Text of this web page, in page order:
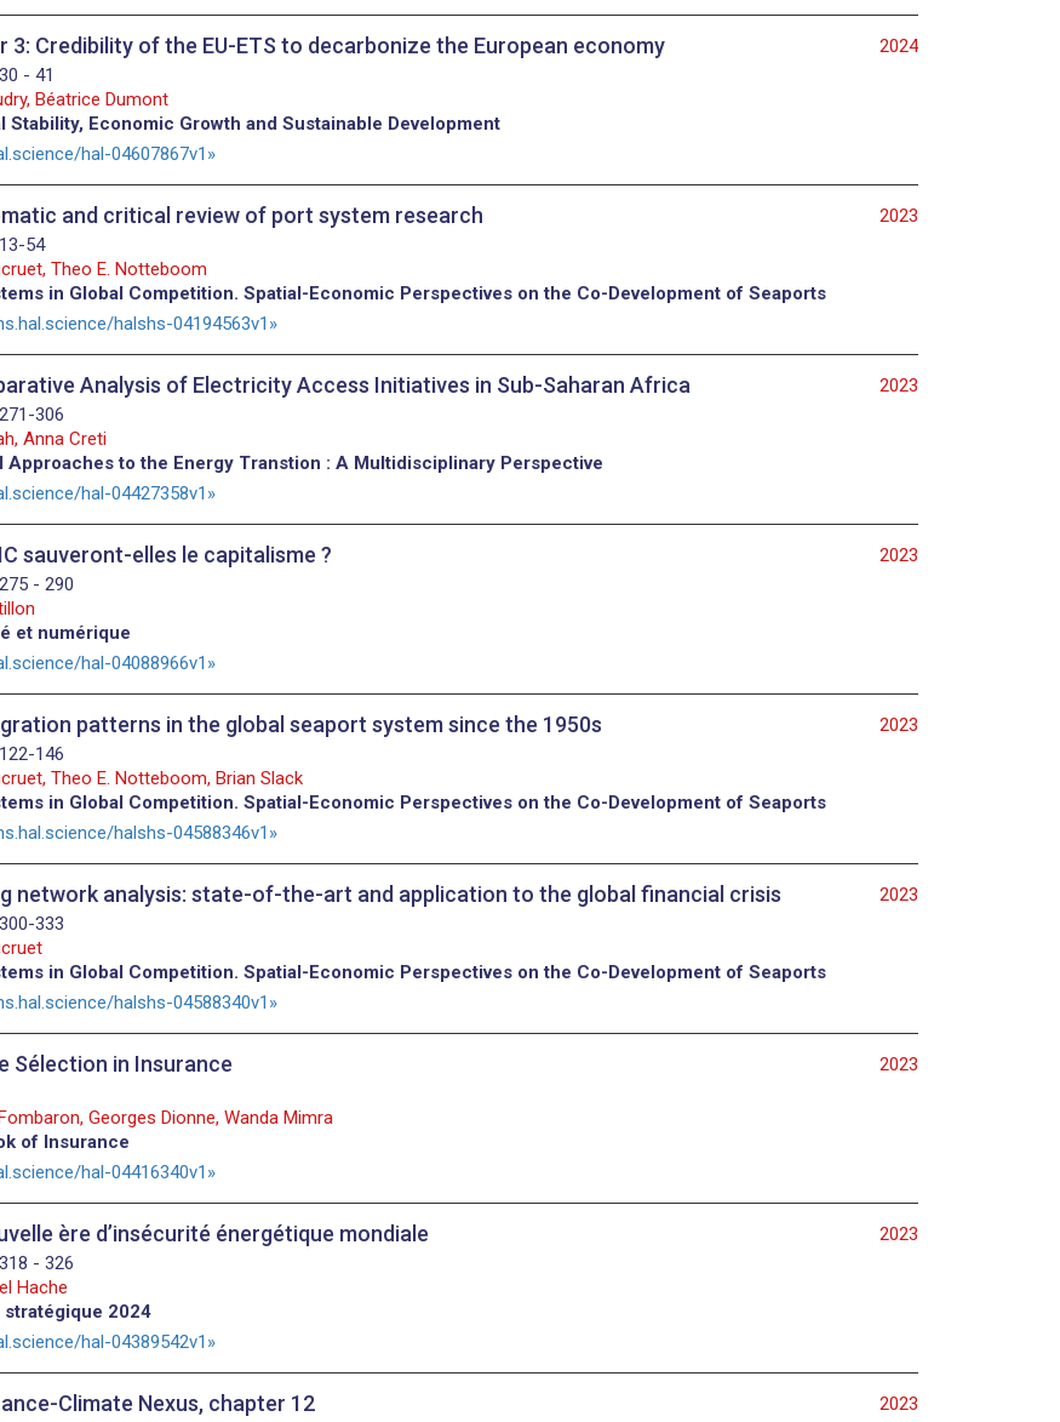
2024
3: Credibility of the EU-ETS to decarbonize the European economy
- 41
Béatrice Dumont
Stability, Economic Growth and Sustainable Development
hal-04607867v1
2023
and critical review of port system research
54
Theo E. Notteboom
in Global Competition. Spatial-Economic Perspectives on the Co-Development of Seaports
halshs-04194563v1
2023
Analysis of Electricity Access Initiatives in Sub-Saharan Africa
306
Anna Creti
Approaches to the Energy Transtion : A Multidisciplinary Perspective
hal-04427358v1
2023
sauveront-elles le capitalisme ?
- 290
et numérique
hal-04088966v1
2023
patterns in the global seaport system since the 1950s
146
Theo E. Notteboom, Brian Slack
in Global Competition. Spatial-Economic Perspectives on the Co-Development of Seaports
halshs-04588346v1
2023
network analysis: state-of-the-art and application to the global financial crisis
333
in Global Competition. Spatial-Economic Perspectives on the Co-Development of Seaports
halshs-04588340v1
2023
Sélection in Insurance
Georges Dionne, Wanda Mimra
of Insurance
hal-04416340v1
2023
ère d’insécurité énergétique mondiale
- 326
Hache
stratégique 2024
hal-04389542v1
2023
Climate Nexus, chapter 12